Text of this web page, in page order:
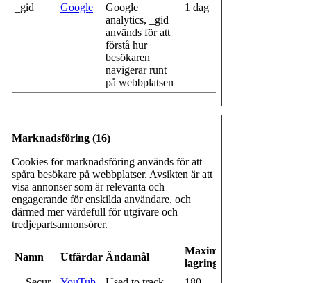
_gid Google
Google
analytics, _gid
används för att
förstå hur
besökaren
navigerar runt
på webbplatsen
1 dag
Marknadsföring (16)
Cookies för marknadsföring används för att
spåra besökare på webbplatser. Avsikten är att
visa annonser som är relevanta och
engagerande för enskilda användare, och
därmed mer värdefull för utgivare och
tredjepartsannonsörer.
Namn UtfärdareÄndamål
Maximal
lagringstid